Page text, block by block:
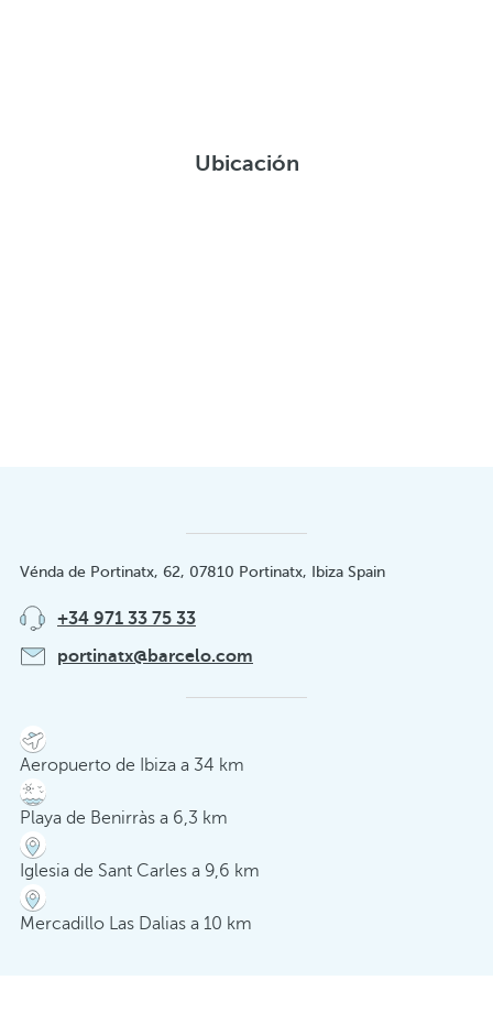
Ubicación
Vénda de Portinatx, 62, 07810 Portinatx, Ibiza Spain
+34 971 33 75 33
portinatx@barcelo.com
Aeropuerto de Ibiza a 34 km
Playa de Benirràs a 6,3 km
Iglesia de Sant Carles a 9,6 km
Mercadillo Las Dalias a 10 km